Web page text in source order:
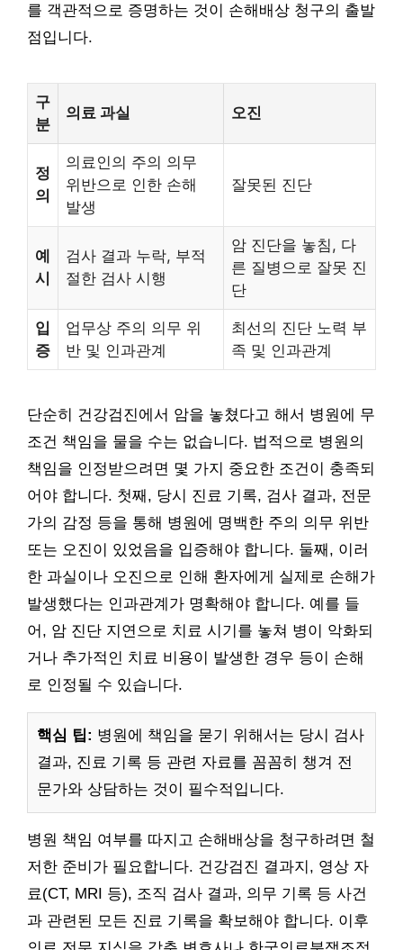
를 객관적으로 증명하는 것이 손해배상 청구의 출발
점입니다.
구
분
의료 과실 오진
정
의
의료인의 주의 의무
위반으로 인한 손해
발생
잘못된 진단
예
시
검사 결과 누락, 부적
절한 검사 시행
암 진단을 놓침, 다
른 질병으로 잘못 진
단
입
증
업무상 주의 의무 위
반 및 인과관계
최선의 진단 노력 부
족 및 인과관계
단순히 건강검진에서 암을 놓쳤다고 해서 병원에 무
조건 책임을 물을 수는 없습니다. 법적으로 병원의
책임을 인정받으려면 몇 가지 중요한 조건이 충족되
어야 합니다. 첫째, 당시 진료 기록, 검사 결과, 전문
가의 감정 등을 통해 병원에 명백한 주의 의무 위반
또는 오진이 있었음을 입증해야 합니다. 둘째, 이러
한 과실이나 오진으로 인해 환자에게 실제로 손해가
발생했다는 인과관계가 명확해야 합니다. 예를 들
어, 암 진단 지연으로 치료 시기를 놓쳐 병이 악화되
거나 추가적인 치료 비용이 발생한 경우 등이 손해
로 인정될 수 있습니다.
핵심 팁: 병원에 책임을 묻기 위해서는 당시 검사
결과, 진료 기록 등 관련 자료를 꼼꼼히 챙겨 전
문가와 상담하는 것이 필수적입니다.
병원 책임 여부를 따지고 손해배상을 청구하려면 철
저한 준비가 필요합니다. 건강검진 결과지, 영상 자
료(CT, MRI 등), 조직 검사 결과, 의무 기록 등 사건
과 관련된 모든 진료 기록을 확보해야 합니다. 이후